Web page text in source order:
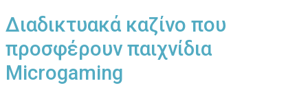
Διαδικτυακά καζίνο που
προσφέρουν παιχνίδια
Microgaming